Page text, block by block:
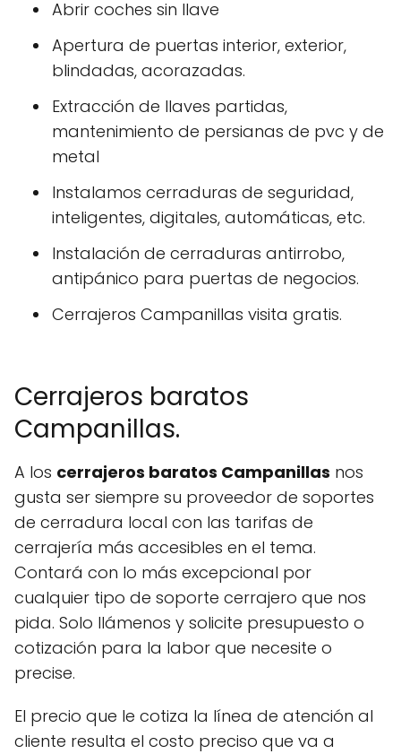
Abrir coches sin llave
Apertura de puertas interior, exterior,
blindadas, acorazadas.
Extracción de llaves partidas,
mantenimiento de persianas de pvc y de
metal
Instalamos cerraduras de seguridad,
inteligentes, digitales, automáticas, etc.
Instalación de cerraduras antirrobo,
antipánico para puertas de negocios.
Cerrajeros Campanillas visita gratis.
Cerrajeros baratos
Campanillas.
A los cerrajeros baratos Campanillas nos
gusta ser siempre su proveedor de soportes
de cerradura local con las tarifas de
cerrajería más accesibles en el tema.
Contará con lo más excepcional por
cualquier tipo de soporte cerrajero que nos
pida. Solo llámenos y solicite presupuesto o
cotización para la labor que necesite o
precise.
El precio que le cotiza la línea de atención al
cliente resulta el costo preciso que va a